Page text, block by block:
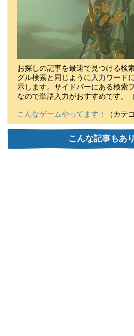
お探しの記事を最速で見つける検
グル検索と同じように 入力ワード
示します。サイドバーにある検索
なので単語入力がおすすめです。（
こんなゲームやってます！ （カテ
こんな記事もあ